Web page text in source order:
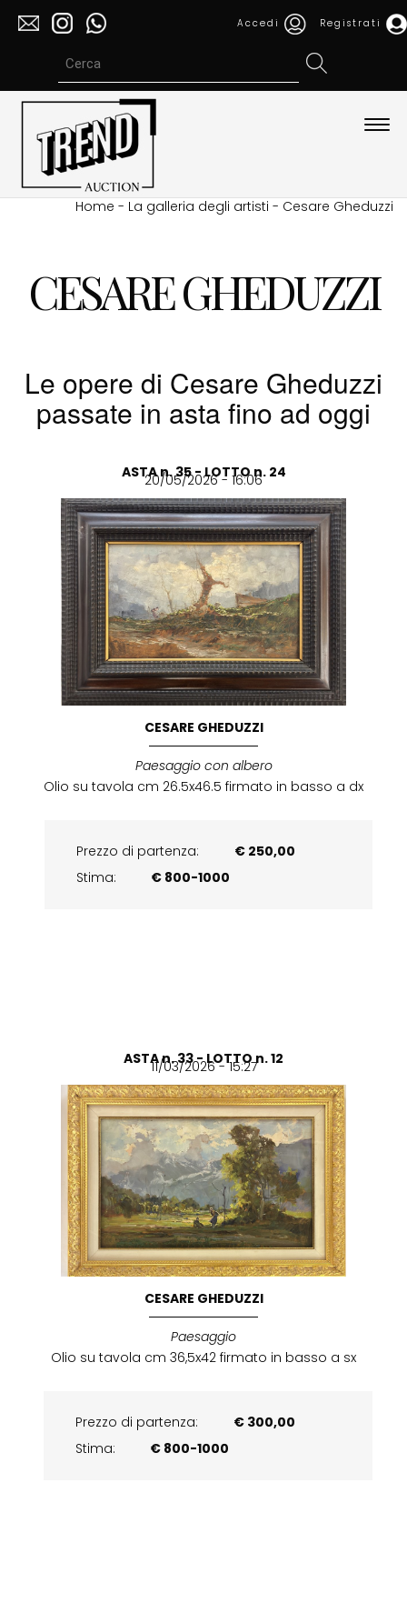
Accedi Registrati
Home - La galleria degli artisti - Cesare Gheduzzi
CESARE GHEDUZZI
Le opere di Cesare Gheduzzi
passate in asta fino ad oggi
ASTA n. 35 - LOTTO n. 24
20/05/2026 - 16:06
CESARE GHEDUZZI
Paesaggio con albero
Olio su tavola cm 26.5x46.5 firmato in basso a dx
Prezzo di partenza:
€ 250,00
Stima:
€ 800-1000
ASTA n. 33 - LOTTO n. 12
11/03/2026 - 15:27
CESARE GHEDUZZI
Paesaggio
Olio su tavola cm 36,5x42 firmato in basso a sx
Prezzo di partenza:
€ 300,00
Stima:
€ 800-1000